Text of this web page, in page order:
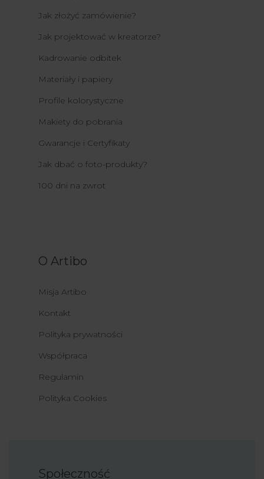
Społeczność
Jak złożyć zamówienie?
Jak projektować w kreatorze?
Kadrowanie odbitek
Materiały i papiery
Profile kolorystyczne
Makiety do pobrania
Gwarancje i Certyfikaty
Jak dbać o foto-produkty?
100 dni na zwrot
O Artibo
Misja Artibo
Kontakt
Polityka prywatności
Współpraca
Regulamin
Polityka Cookies